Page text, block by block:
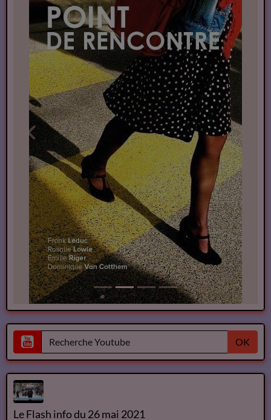
OK
Le Flash info du 26 mai 2021